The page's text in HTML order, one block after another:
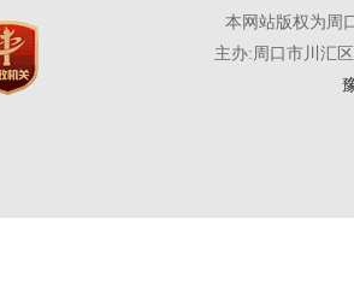
本网站版权为周
主办:周口市川汇